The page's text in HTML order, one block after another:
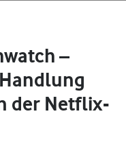
–
der Netflix-